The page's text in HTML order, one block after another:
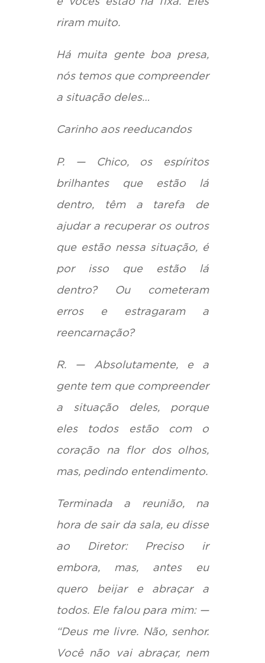
riram muito.
Há muita gente boa presa,
nós temos que compreender
a situação deles…
Carinho aos reeducandos
P. — Chico, os espíritos
brilhantes que estão lá
dentro, têm a tarefa de
ajudar a recuperar os outros
que estão nessa situação, é
por isso que estão lá
dentro? Ou cometeram
erros e estragaram a
reencarnação?
R. — Absolutamente, e a
gente tem que compreender
a situação deles, porque
eles todos estão com o
coração na flor dos olhos,
mas, pedindo entendimento.
Terminada a reunião, na
hora de sair da sala, eu disse
ao Diretor: Preciso ir
embora, mas, antes eu
quero beijar e abraçar a
todos. Ele falou para mim: —
“Deus me livre. Não, senhor.
Você não vai abraçar, nem